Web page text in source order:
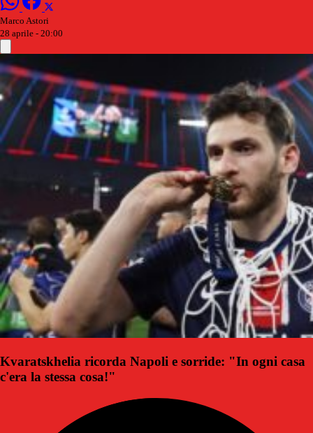
Marco Astori
28 aprile - 20:00
Kvaratskhelia ricorda Napoli e sorride: "In ogni casa
c'era la stessa cosa!"